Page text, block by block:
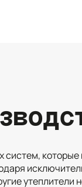
систем,